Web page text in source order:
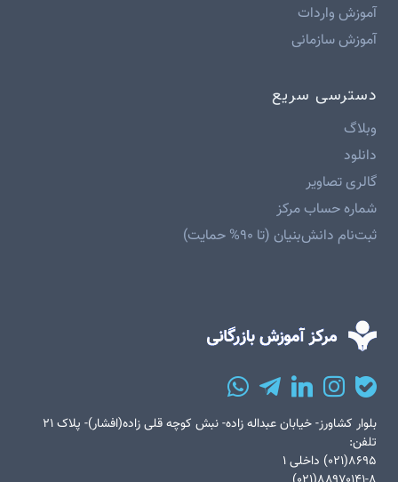
آموزش واردات
آموزش سازمانی
دسترسی سریع
وبلاگ
دانلود
گالری تصاویر
شماره حساب مرکز
ثبت‌نام دانش‌بنیان (تا ۹۰% حمایت)
بلوار کشاورز- خیابان عبداله زاده- نبش کوچه قلی زاده(افشار)- پلاک ۲۱
تلفن:
۸۶۹۵(۰۲۱) داخلی ۱